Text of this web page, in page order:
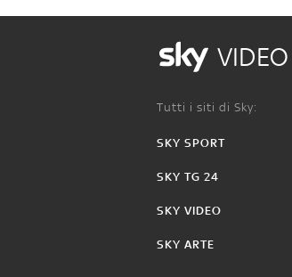
VIDEO
Tutti i siti di Sky:
SKY SPORT
SKY TG 24
SKY VIDEO
SKY ARTE